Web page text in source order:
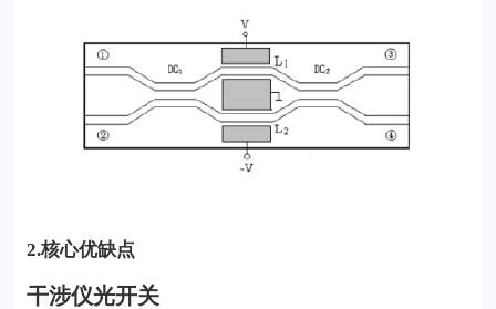
2.核心优缺点
干涉仪光开关